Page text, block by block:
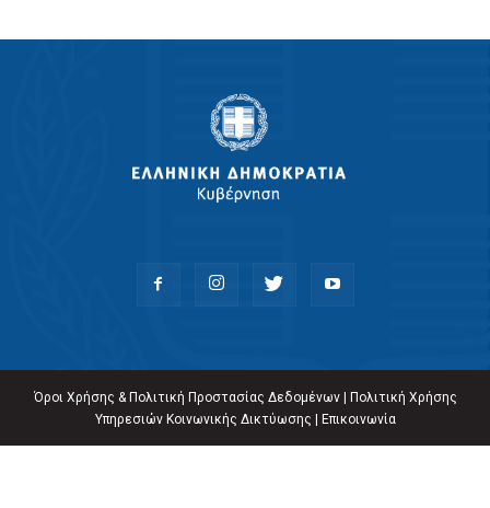
Όροι Χρήσης & Πολιτική Προστασίας Δεδομένων|
Πολιτική Χρήσης
Υπηρεσιών Κοινωνικής Δικτύωσης
Επικοινωνία